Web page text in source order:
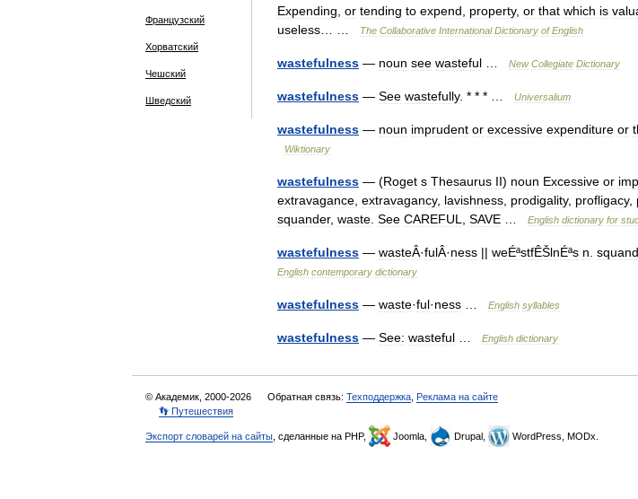
Французский
Хорватский
Чешский
Шведский
Expending or tending to expend property, or that which is
useless
The Collaborative International Dictionary of English
wastefulness — noun see wasteful New Collegiate Dictionary
wastefulness — See wastefully. * * * … Universalium
wastefulness — noun imprudent or excessive expenditure or
Wiktionary
wastefulness — (Roget s Thesaurus II) noun Excessive or
extravagance extravagancy, lavishness prodigality, profligacy,
squander, waste See CAREFUL SAVE English dictionary for
wastefulness — wasteÂ·fulÂ·ness || weÉªstfÊŠlnÉªs n
English contemporary dictionary
wastefulness — waste·ful·ness English syllables
wastefulness — See: wasteful English dictionary
© Академик, 2000-2026 Обратная связь: Техподдержка Реклама на сайте
👣 Путешествия
Экспорт словарей на сайты , сделанные на PHP, Joomla, Drupal, WordPress, MODx.